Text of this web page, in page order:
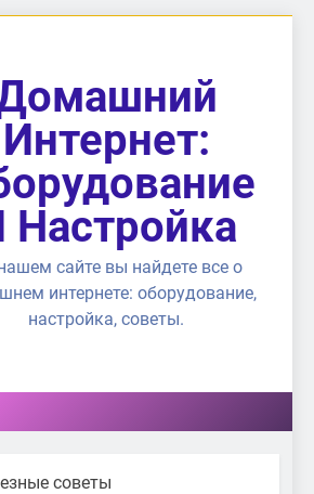
Интернет:
Настройка
сайте вы найдете все о
интернете: оборудование,
настройка, советы.
советы